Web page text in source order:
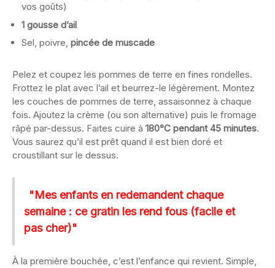
vos goûts)
1 gousse d’ail
Sel, poivre, pincée de muscade
Pelez et coupez les pommes de terre en fines rondelles.
Frottez le plat avec l’ail et beurrez-le légèrement. Montez
les couches de pommes de terre, assaisonnez à chaque
fois. Ajoutez la crème (ou son alternative) puis le fromage
râpé par-dessus. Faites cuire à 180°C pendant 45 minutes.
Vous saurez qu’il est prêt quand il est bien doré et
croustillant sur le dessus.
"Mes enfants en redemandent chaque
semaine : ce gratin les rend fous (facile et
pas cher)"
À la première bouchée, c’est l’enfance qui revient. Simple,